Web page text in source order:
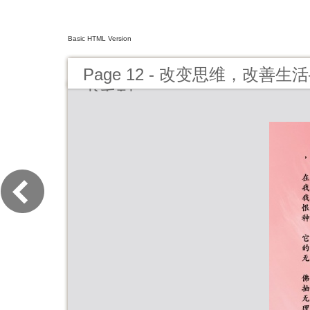
Basic HTML Version
Page 12 - 改变思维，改善生
书系列